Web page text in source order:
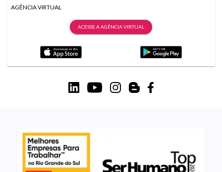
AGÊNCIA VIRTUAL
ACESSE A AGÊNCIA VIRTUAL